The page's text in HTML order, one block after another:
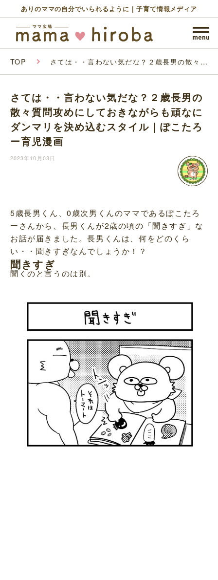
ありのママの自分でいられるように｜子育て情報メディア
TOP さては・・言わない気だな？２歳長男の散々質
め込むスタイル｜ぽこたろー育児漫画
さては・・言わない気だな？２歳長男の
散々質問攻めにしておきながらも頑なに
ダンマリを決め込むスタイル｜ぽこたろ
ー育児漫画
2023年10月03日
5歳長男くん、0歳次男くんのママであるぽこたろ
ーさんから、長男くんが2歳の頃の「聞きすぎ」な
お話が届きました。長男くんは、何をどのくら
い・・聞きすぎなんでしょうか！？
聞きすぎ
聞くのと言うのは別。